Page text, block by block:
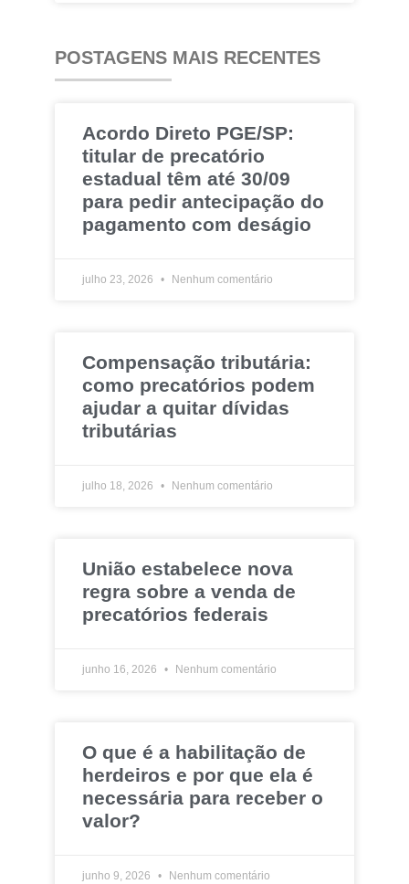
POSTAGENS MAIS RECENTES
Acordo Direto PGE/SP:
titular de precatório
estadual têm até 30/09
para pedir antecipação do
pagamento com deságio
julho 23, 2026 Nenhum comentário
Compensação tributária:
como precatórios podem
ajudar a quitar dívidas
tributárias
julho 18, 2026 Nenhum comentário
União estabelece nova
regra sobre a venda de
precatórios federais
junho 16, 2026 Nenhum comentário
O que é a habilitação de
herdeiros e por que ela é
necessária para receber o
valor?
junho 9, 2026 Nenhum comentário